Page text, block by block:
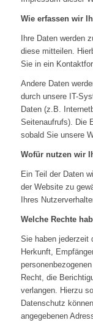
Wie erfassen wir
Ihre Daten werden
diese mitteilen.
Sie in ein
Andere Daten
durch unsere IT-
Daten (z.B.
Seitenaufrufs). Die
sobald Sie unsere
Wofür nutzen wir
Ein Teil der Daten
der Website zu
Ihres
Welche Rechte
Sie haben jederzeit
Herkunft,
Recht, die
verlangen. Hierzu
Datenschutz
angegebenen